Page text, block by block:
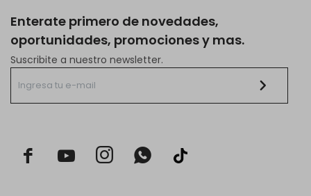
Enterate primero de novedades,
oportunidades, promociones y mas.
Suscribite a nuestro newsletter.
  